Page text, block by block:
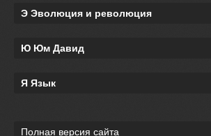
Э Эволюция и революция
Ю Юм Давид
Я Язык
Полная версия сайта